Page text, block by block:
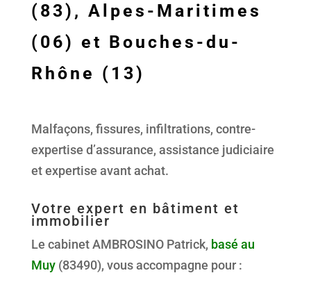
(83), Alpes-Maritimes
(06) et Bouches-du-
Rhône (13)
Malfaçons, fissures, infiltrations, contre-
expertise d’assurance, assistance judiciaire
et expertise avant achat.
Votre expert en bâtiment et
immobilier
Le cabinet AMBROSINO Patrick, basé au
Muy(83490), vous accompagne pour :